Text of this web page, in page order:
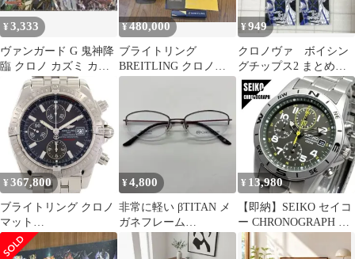
¥3,333
ヴァンガード G 鬼神降
臨 クロノ カズミ カー
トン特典 プレイマット
未開封
¥480,000
ブライトリング
BREITLING クロノマ
ット44 サテン
¥949
クロノヴァ ボイシン
グチップス2 まとめ売
り
¥ 367,800
ブライトリング クロノ
マット
A13356/A156M12PA SS
自動巻
¥4,800
非常に軽い βTITAN メ
ガネフレーム
CHRONOSWISS クロス
スイス
¥ 13,980
【即納】SEIKO セイコ
ー CHRONOGRAPH ク
ロノグラフ 日本製ムー
ブメント SND377P1 カ